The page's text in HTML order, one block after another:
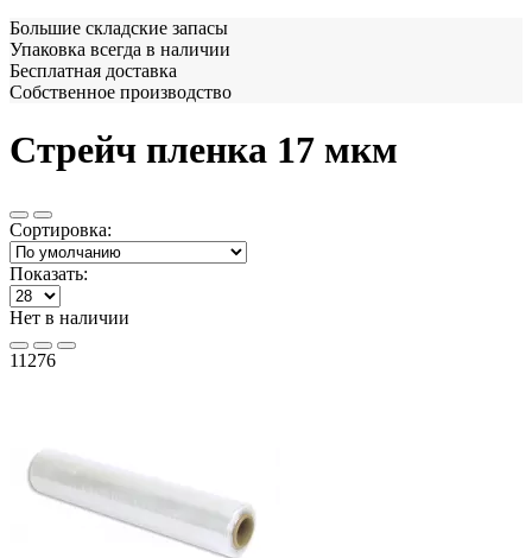
Большие складские запасы
Упаковка всегда в наличии
Бесплатная доставка
Собственное производство
Стрейч пленка 17 мкм
Сортировка:
Показать:
Нет в наличии
11276